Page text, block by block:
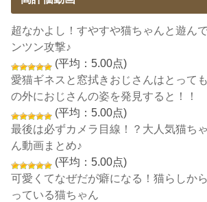
超なかよし！すやすや猫ちゃんと遊ん
ンツン攻撃♪
(平均：5.00点)
愛猫ギネスと窓拭きおじさんはとって
の外におじさんの姿を発見すると！！
(平均：5.00点)
最後は必ずカメラ目線！？大人気猫ち
ん動画まとめ♪
(平均：5.00点)
可愛くてなぜだが癖になる！猫らしか
っている猫ちゃん